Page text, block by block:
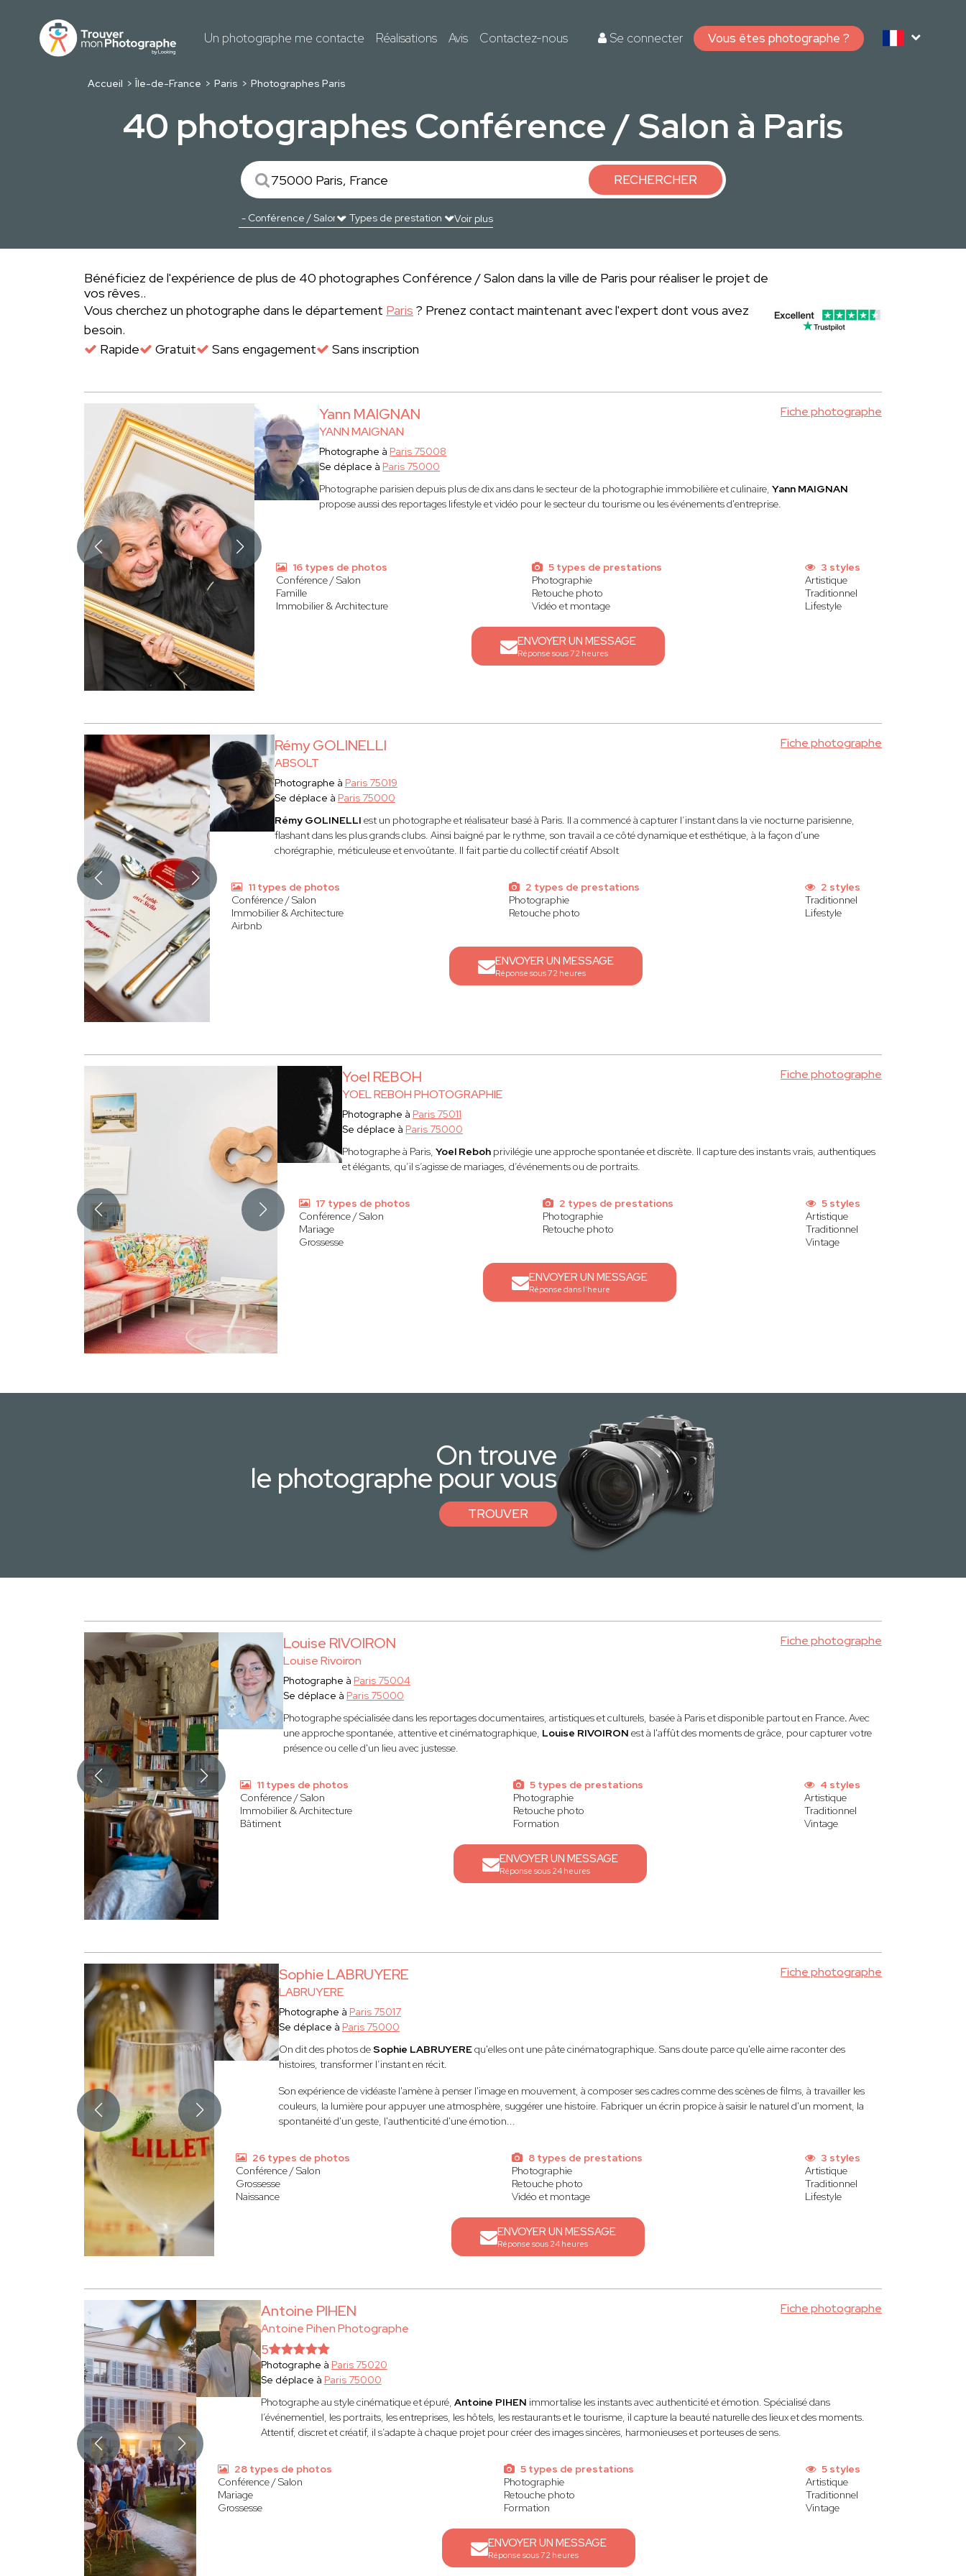
Un photographe me contacte Réalisations Avis Contactez-nous Se connecter Vous êtes photographe ?
Accueil Île-de-France Paris Photographes Paris
40 photographes Conférence / Salon à Paris
RECHERCHER
Voir plus
Bénéficiez de l'expérience de plus de 40 photographes Conférence / Salon dans la ville de Paris pour réaliser le projet de
vos rêves..
Vous cherchez un photographe dans le département Paris ? Prenez contact maintenant avec l'expert dont vous avez
besoin.
Rapide
Gratuit Sans engagement Sans inscription
Yann MAIGNAN
YANN MAIGNAN
Fiche photographe
Photographe à Paris 75008
Se déplace à Paris 75000
Photographe parisien depuis plus de dix ans dans le secteur de la photographie immobilière et culinaire,Yann MAIGNAN
propose aussi des reportages lifestyle et vidéo pour le secteur du tourisme ou les événements d'entreprise.
16 types de photos
Conférence / Salon
Famille
Immobilier & Architecture
5 types de prestations
Photographie
Retouche photo
Vidéo et montage
3 styles
Artistique
Traditionnel
Lifestyle
ENVOYER UN MESSAGE
Réponse sous 72 heures
Rémy GOLINELLI
ABSOLT
Fiche photographe
Photographe à Paris 75019
Se déplace à Paris 75000
Rémy GOLINELLI est un photographe et réalisateur basé à Paris. Il a commencé à capturer l’instant dans la vie nocturne parisienne,
flashant dans les plus grands clubs. Ainsi baigné par le rythme, son travail a ce côté dynamique et esthétique, à la façon d'une
chorégraphie, méticuleuse et envoûtante. Il fait partie du collectif créatif Absolt
11 types de photos
Conférence / Salon
Immobilier & Architecture
Airbnb
2 types de prestations
Photographie
Retouche photo
2 styles
Traditionnel
Lifestyle
ENVOYER UN MESSAGE
Réponse sous 72 heures
Yoel REBOH
YOEL REBOH PHOTOGRAPHIE
Fiche photographe
Photographe à Paris 75011
Se déplace à Paris 75000
Photographe à Paris,Yoel Reboh privilégie une approche spontanée et discrète. Il capture des instants vrais, authentiques
et élégants, qu’il s’agisse de mariages, d’événements ou de portraits.
17 types de photos
Conférence / Salon
Mariage
Grossesse
2 types de prestations
Photographie
Retouche photo
5 styles
Artistique
Traditionnel
Vintage
ENVOYER UN MESSAGE
Réponse dans l'heure
On trouve
le photographe pour vous
TROUVER
Louise RIVOIRON
Louise Rivoiron
Fiche photographe
Photographe à Paris 75004
Se déplace à Paris 75000
Photographe spécialisée dans les reportages documentaires, artistiques et culturels, basée à Paris et disponible partout en France.Avec
une approche spontanée, attentive et cinématographique, Louise RIVOIRON est à l'affût des moments de grâce, pour capturer votre
présence ou celle d'un lieu avec justesse.
11 types de photos
Conférence / Salon
Immobilier & Architecture
Bâtiment
5 types de prestations
Photographie
Retouche photo
Formation
4 styles
Artistique
Traditionnel
Vintage
ENVOYER UN MESSAGE
Réponse sous 24 heures
Sophie LABRUYERE
LABRUYERE
Fiche photographe
Photographe à Paris 75017
Se déplace à Paris 75000
On dit des photos deSophie LABRUYEREqu'elles ont une pâte cinématographique. Sans doute parce qu'elle aime raconter des
histoires, transformer l’instant en récit.
Son expérience de vidéaste l'amène à penser l'image en mouvement, à composer ses cadres comme des scènes de films, à travailler les
couleurs, la lumière pour appuyer une atmosphère, suggérer une histoire. Fabriquer un écrin propice à saisir le naturel d'un moment, la
spontanéité d'un geste, l'authenticité d'une émotion...
26 types de photos
Conférence / Salon
Grossesse
Naissance
8 types de prestations
Photographie
Retouche photo
Vidéo et montage
3 styles
Artistique
Traditionnel
Lifestyle
ENVOYER UN MESSAGE
Réponse sous 24 heures
Antoine PIHEN
Antoine Pihen Photographe
Fiche photographe
5
Photographe à Paris 75020
Se déplace à Paris 75000
Photographe au style cinématique et épuré, Antoine PIHEN immortalise les instants avec authenticité et émotion. Spécialisé dans
l’événementiel, les portraits, les entreprises, les hôtels, les restaurants et le tourisme, il capture la beauté naturelle des lieux et des moments.
Attentif, discret et créatif, il s’adapte à chaque projet pour créer des images sincères, harmonieuses et porteuses de sens.
28 types de photos
Conférence / Salon
Mariage
Grossesse
5 types de prestations
Photographie
Retouche photo
Formation
5 styles
Artistique
Traditionnel
Vintage
ENVOYER UN MESSAGE
Réponse sous 72 heures